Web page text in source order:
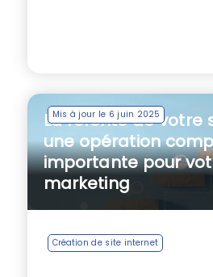
Mis à jour le 6 juin 2025
La refonte de votre
une opération
importante pour
marketing
Création de site internet